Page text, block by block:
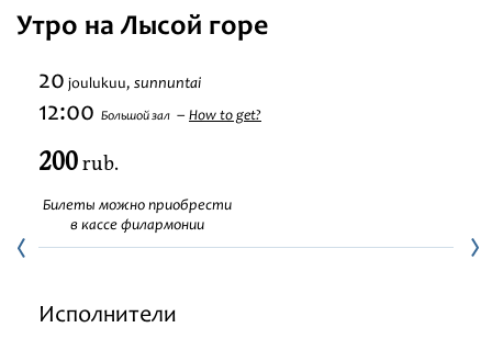
Konserttikalenteri
Festivaalit
Утро на Лысой горе
20 joulukuu, sunnuntai
12:00 Большой зал How to get?
200rub.
Билеты можно приобрести
в кассе филармонии
Исполнители